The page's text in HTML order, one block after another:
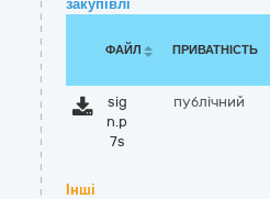
закупівлі
ФАЙЛ ПРИВАТНІСТЬ
sig
n.p
7s
публічний
Інші